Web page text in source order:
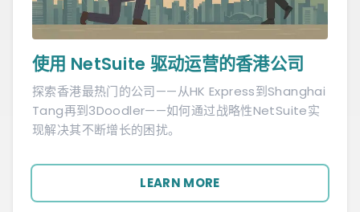
使用 NetSuite 驱动运营的香港公司
探索香港最热门的公司——从HK Express到Shanghai
Tang再到3Doodler——如何通过战略性NetSuite实
现解决其不断增长的困扰。
LEARN MORE